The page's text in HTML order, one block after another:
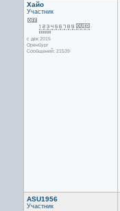
Хайо
Участник
с дек 2015
Оренбург
Сообщений: 21539
ASU1956
Участник